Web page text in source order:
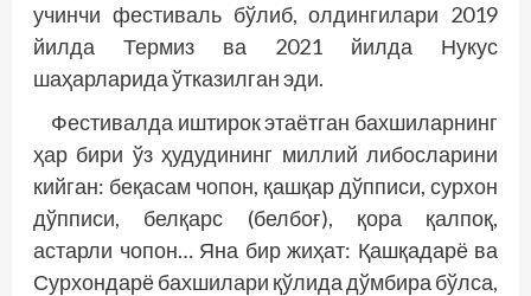
учинчи фестиваль бўлиб, олдингилари 2019
йилда Термиз ва 2021 йилда Нукус
шаҳарларида ўтказилган эди.
Фестивалда иштирок этаётган бахшиларнинг
ҳар бири ўз ҳудудининг миллий либосларини
кийган: беқасам чопон, қашқар дўпписи, сурхон
дўпписи, белқарс (белбоғ), қора қалпоқ,
астарли чопон… Яна бир жиҳат: Қашқадарё ва
Сурхондарё бахшилари қўлида дўмбира бўлса,